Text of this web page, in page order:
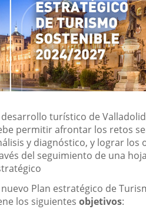
desarrollo turístico de
permitir afrontar los retos
y diagnóstico, y lograr los
del seguimiento de una
nuevo Plan estratégico de
los siguientes objetivos: